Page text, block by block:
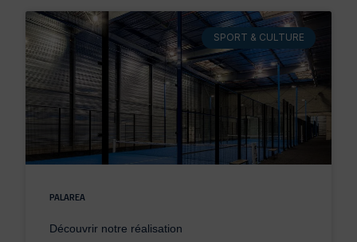
SPORT & CULTURE
PALAREA
Découvrir notre réalisation